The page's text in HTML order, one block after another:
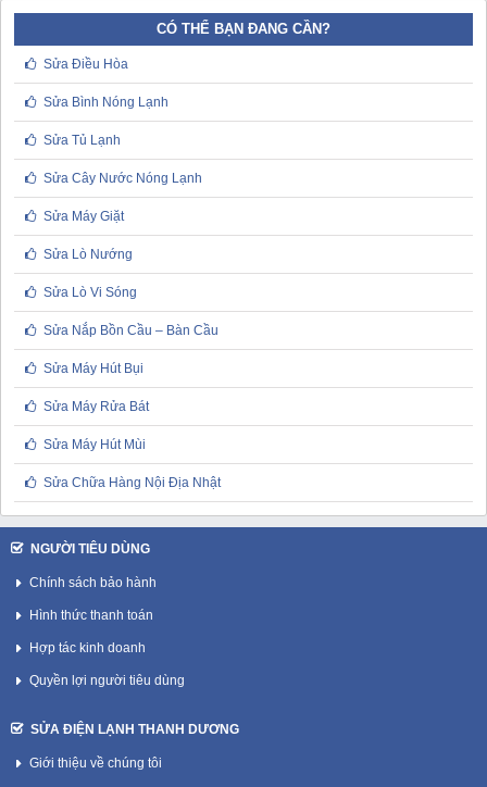
CÓ THỂ BẠN ĐANG CẦN?
Sửa Điều Hòa
Sửa Bình Nóng Lạnh
Sửa Tủ Lạnh
Sửa Cây Nước Nóng Lạnh
Sửa Máy Giặt
Sửa Lò Nướng
Sửa Lò Vi Sóng
Sửa Nắp Bồn Cầu – Bàn Cầu
Sửa Máy Hút Bụi
Sửa Máy Rửa Bát
Sửa Máy Hút Mùi
Sửa Chữa Hàng Nội Địa Nhật
NGƯỜI TIÊU DÙNG
Chính sách bảo hành
Hình thức thanh toán
Hợp tác kinh doanh
Quyền lợi người tiêu dùng
SỬA ĐIỆN LẠNH THANH DƯƠNG
Giới thiệu về chúng tôi